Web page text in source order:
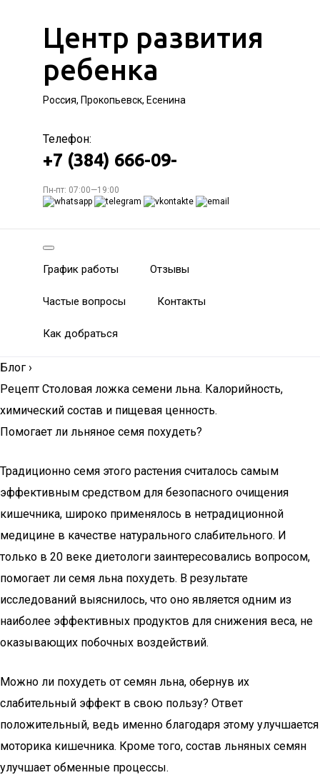
Центр развития
ребенка
Россия, Прокопьевск, Есенина
Телефон:
+7 (384) 666-09-
Пн-пт: 07:00—19:00
График работы Отзывы
Частые вопросы Контакты
Как добраться
Блог ›
Рецепт Столовая ложка семени льна. Калорийность,
химический состав и пищевая ценность.
Помогает ли льняное семя похудеть?
Традиционно семя этого растения считалось самым
эффективным средством для безопасного очищения
кишечника, широко применялось в нетрадиционной
медицине в качестве натурального слабительного. И
только в 20 веке диетологи заинтересовались вопросом,
помогает ли семя льна похудеть. В результате
исследований выяснилось, что оно является одним из
наиболее эффективных продуктов для снижения веса, не
оказывающих побочных воздействий.
Можно ли похудеть от семян льна, обернув их
слабительный эффект в свою пользу? Ответ
положительный, ведь именно благодаря этому улучшается
моторика кишечника. Кроме того, состав льняных семян
улучшает обменные процессы.